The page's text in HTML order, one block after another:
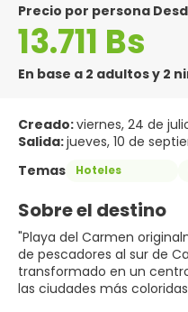
precio por persona
13.711 Bs
En base a 2 adultos y 2
Creado:viernes, 24 de
Salida:jueves, 10 de
Temas
Hoteles
Sobre el destino
"Playa del Carmen
de pescadores al sur de
transformado en un
las ciudades más